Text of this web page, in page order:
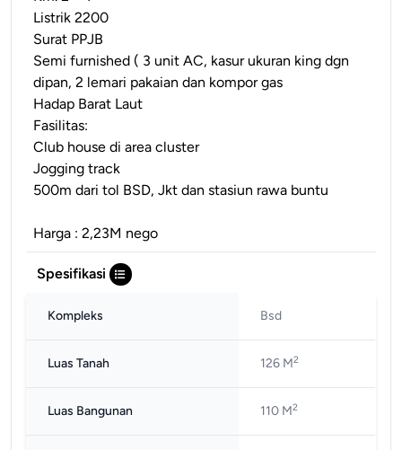
Listrik 2200
Surat PPJB
Semi furnished ( 3 unit AC, kasur ukuran king dgn
dipan, 2 lemari pakaian dan kompor gas
Hadap Barat Laut
Fasilitas:
Club house di area cluster
Jogging track
500m dari tol BSD, Jkt dan stasiun rawa buntu
Harga : 2,23M nego
Spesifikasi
Kompleks Bsd
Luas Tanah 126 M2
Luas Bangunan 110 M2